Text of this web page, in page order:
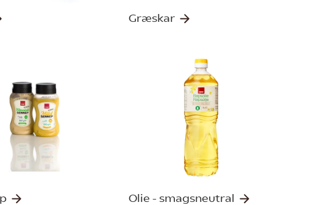
Græskar
Olie - smagsneutral